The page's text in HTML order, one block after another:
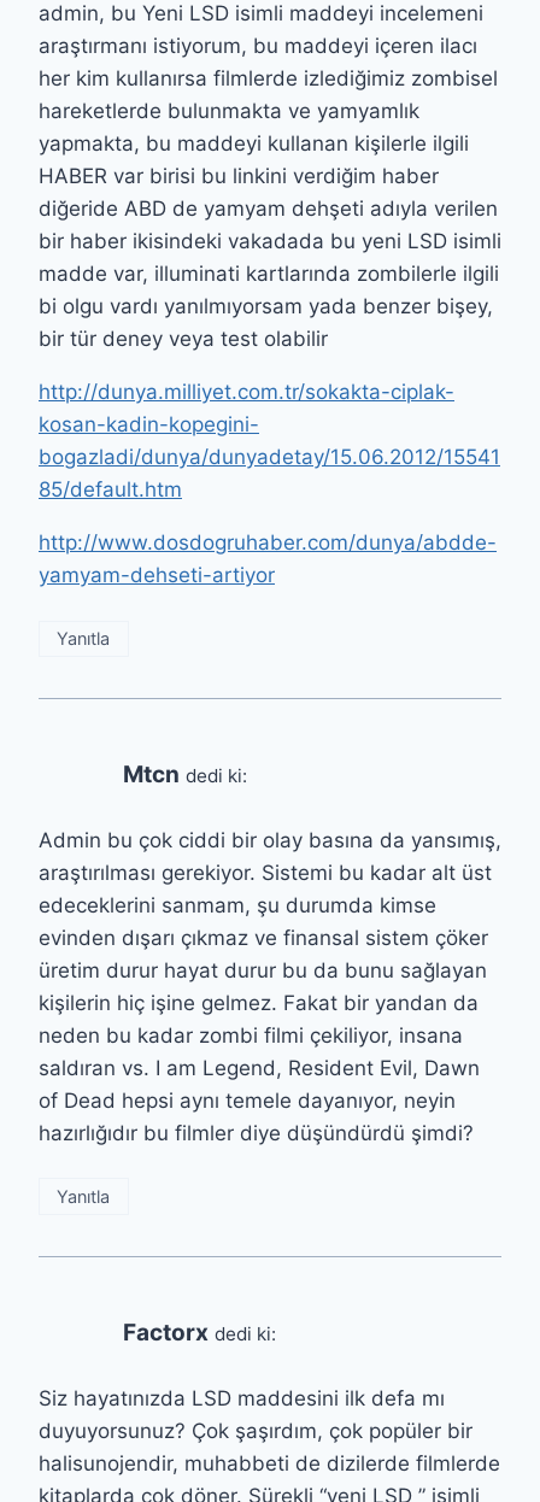
admin, bu Yeni LSD isimli maddeyi incelemeni
araştırmanı istiyorum, bu maddeyi içeren ilacı
her kim kullanırsa filmlerde izlediğimiz zombisel
hareketlerde bulunmakta ve yamyamlık
yapmakta, bu maddeyi kullanan kişilerle ilgili
HABER var birisi bu linkini verdiğim haber
diğeride ABD de yamyam dehşeti adıyla verilen
bir haber ikisindeki vakadada bu yeni LSD isimli
madde var, illuminati kartlarında zombilerle ilgili
bi olgu vardı yanılmıyorsam yada benzer bişey,
bir tür deney veya test olabilir
http://dunya.milliyet.com.tr/sokakta-ciplak-
kosan-kadin-kopegini-
bogazladi/dunya/dunyadetay/15.06.2012/15541
85/default.htm
http://www.dosdogruhaber.com/dunya/abdde-
yamyam-dehseti-artiyor
Yanıtla
Mtcn dedi ki:
Admin bu çok ciddi bir olay basına da yansımış,
araştırılması gerekiyor. Sistemi bu kadar alt üst
edeceklerini sanmam, şu durumda kimse
evinden dışarı çıkmaz ve finansal sistem çöker
üretim durur hayat durur bu da bunu sağlayan
kişilerin hiç işine gelmez. Fakat bir yandan da
neden bu kadar zombi filmi çekiliyor, insana
saldıran vs. I am Legend, Resident Evil, Dawn
of Dead hepsi aynı temele dayanıyor, neyin
hazırlığıdır bu filmler diye düşündürdü şimdi?
Yanıtla
Factorx dedi ki:
Siz hayatınızda LSD maddesini ilk defa mı
duyuyorsunuz? Çok şaşırdım, çok popüler bir
halisunojendir, muhabbeti de dizilerde filmlerde
kitaplarda çok döner. Sürekli “yeni LSD ” isimli